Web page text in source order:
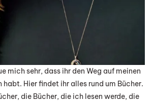
mich sehr, dass ihr den Weg auf meinen
habt. Hier findet ihr alles rund um Bücher.
die Bücher, die ich lesen werde, die